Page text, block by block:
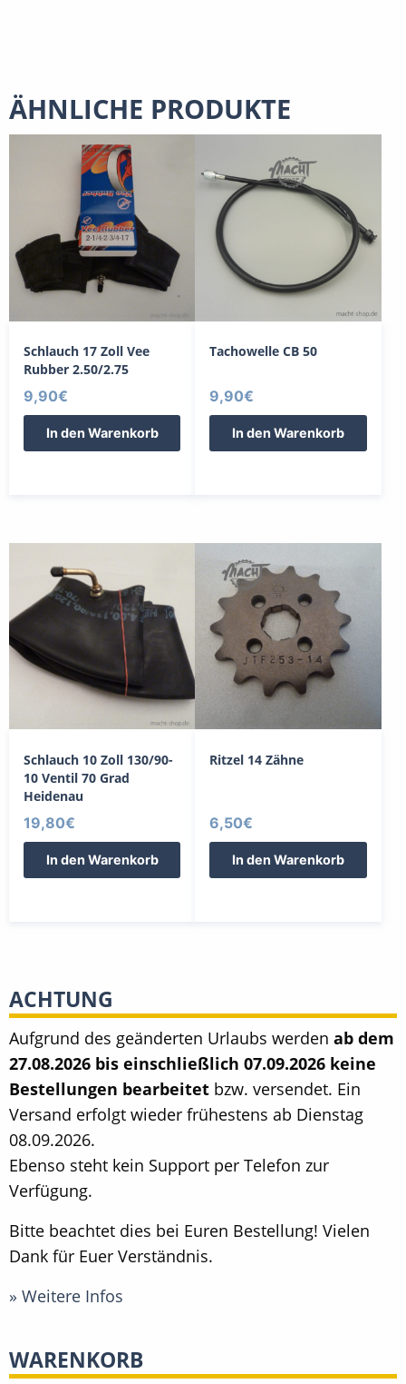
ÄHNLICHE PRODUKTE
Schlauch 17 Zoll Vee
Rubber 2.50/2.75
9,90€
In den Warenkorb
Tachowelle CB 50
9,90€
In den Warenkorb
Schlauch 10 Zoll 130/90-
10 Ventil 70 Grad
Heidenau
19,80€
In den Warenkorb
Ritzel 14 Zähne
6,50€
In den Warenkorb
ACHTUNG
Aufgrund des geänderten Urlaubs werden ab dem
27.08.2026 bis einschließlich 07.09.2026 keine
Bestellungen bearbeitet bzw. versendet. Ein
Versand erfolgt wieder frühestens ab Dienstag
08.09.2026.
Ebenso steht kein Support per Telefon zur
Verfügung.
Bitte beachtet dies bei Euren Bestellung! Vielen
Dank für Euer Verständnis.
» Weitere Infos
WARENKORB